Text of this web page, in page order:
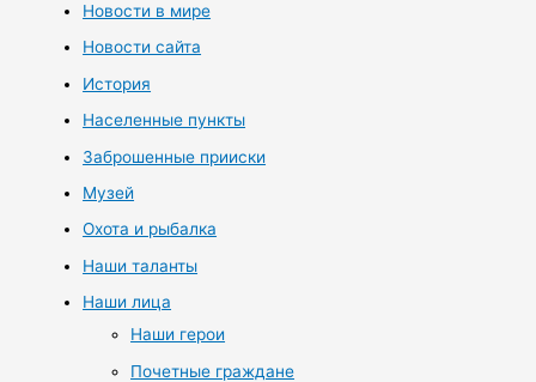
Новости в мире
Новости сайта
История
Населенные пункты
Заброшенные прииски
Музей
Охота и рыбалка
Наши таланты
Наши лица
Наши герои
Почетные граждане